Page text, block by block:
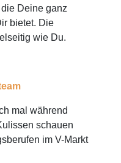
Deine ganz
bietet. Die
wie Du.
mal während
schauen
im V-Markt